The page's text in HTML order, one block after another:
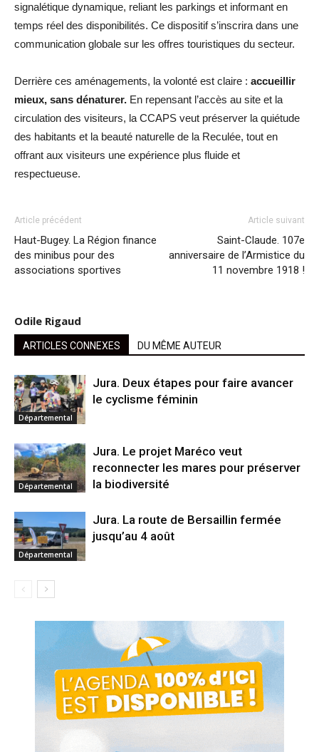
signalétique dynamique, reliant les parkings et informant en
temps réel des disponibilités. Ce dispositif s’inscrira dans une
communication globale sur les offres touristiques du secteur.
Derrière ces aménagements, la volonté est claire : accueillir
mieux, sans dénaturer. En repensant l’accès au site et la
circulation des visiteurs, la CCAPS veut préserver la quiétude
des habitants et la beauté naturelle de la Reculée, tout en
offrant aux visiteurs une expérience plus fluide et
respectueuse.
Article précédent
Haut-Bugey. La Région finance
des minibus pour des
associations sportives
Article suivant
Saint-Claude. 107e
anniversaire de l’Armistice du
11 novembre 1918 !
Odile Rigaud
ARTICLES CONNEXES DU MÊME AUTEUR
Départemental
Jura. Deux étapes pour faire avancer
le cyclisme féminin
Départemental
Jura. Le projet Maréco veut
reconnecter les mares pour préserver
la biodiversité
Départemental
Jura. La route de Bersaillin fermée
jusqu’au 4 août